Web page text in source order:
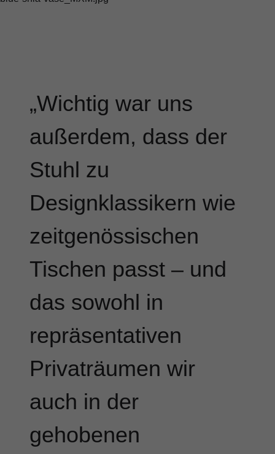
Wichtig war uns
außerdem, dass der
Stuhl zu
Designklassikern wie
zeitgenössischen
Tischen passt – und
das sowohl in
repräsentativen
Privaträumen wir
auch in der
gehobenen